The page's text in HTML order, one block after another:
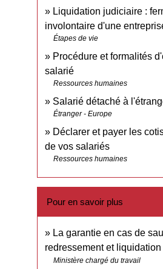
Liquidation judiciaire :
involontaire d'une
Étapes de vie
Procédure et formalités
salarié
Ressources humaines
Salarié détaché à
Étranger - Europe
Déclarer et payer les
de vos salariés
Ressources humaines
Pour en savoir plus
La garantie en cas de
redressement et
Ministère chargé du travail